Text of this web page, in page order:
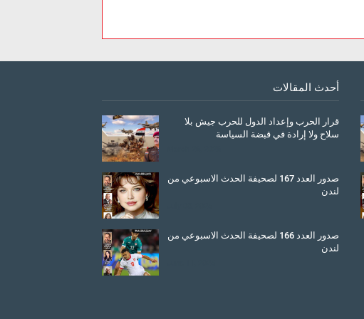
أحدث المقالات
قرار الحرب وإعداد الدول للحرب جيش بلا
سلاح ولا إرادة في قبضة السياسة
صدور العدد 167 لصحيفة الحدث الاسبوعي من
لندن
صدور العدد 166 لصحيفة الحدث الاسبوعي من
لندن